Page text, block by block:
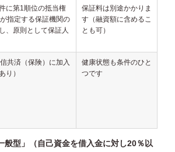
に第1順位の抵当権
指定する保証機関の
、原則として保証人
保証料は別途かかりま
す（融資額に含めるこ
とも可）
共済（保険）に加入
り）
健康状態も条件のひと
つです
般型」（自己資金を借入金に対し20％以